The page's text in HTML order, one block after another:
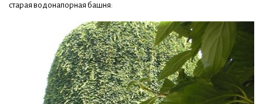
старая водонапорная башня: